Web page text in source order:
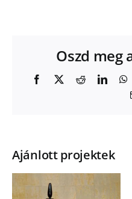
Oszd meg
Facebook
X Reddit
Ajánlott projektek